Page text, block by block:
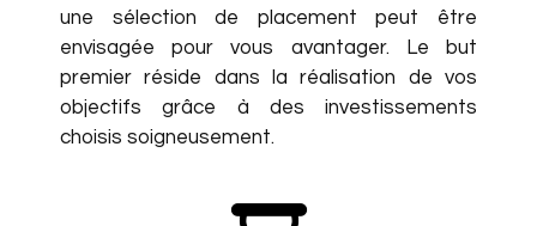
une sélection de placement peut être
envisagée pour vous avantager. Le but
premier réside dans la réalisation de vos
objectifs grâce à des investissements
choisis soigneusement.